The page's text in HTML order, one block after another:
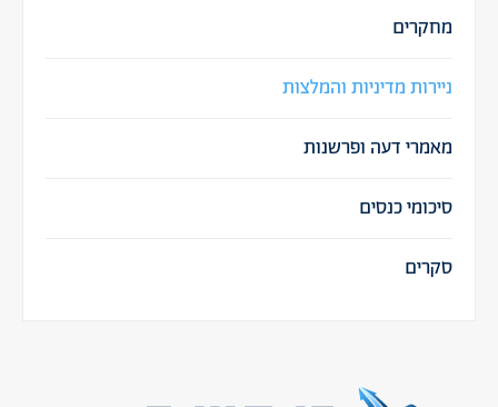
מחקרים
ניירות מדיניות והמלצות
מאמרי דעה ופרשנות
סיכומי כנסים
סקרים